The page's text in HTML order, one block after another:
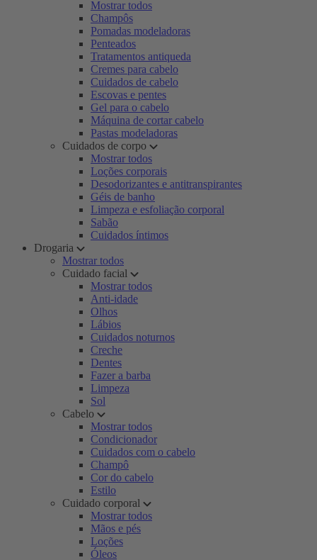
Mostrar todos
Champôs
Pomadas modeladoras
Penteados
Tratamentos antiqueda
Cremes para cabelo
Cuidados de cabelo
Escovas e pentes
Gel para o cabelo
Máquina de cortar cabelo
Pastas modeladoras
Cuidados de corpo
Mostrar todos
Loções corporais
Desodorizantes e antitranspirantes
Géis de banho
Limpeza e esfoliação corporal
Sabão
Cuidados íntimos
Drogaria
Mostrar todos
Cuidado facial
Mostrar todos
Anti-idade
Olhos
Lábios
Cuidados noturnos
Creche
Dentes
Fazer a barba
Limpeza
Sol
Cabelo
Mostrar todos
Condicionador
Cuidados com o cabelo
Champô
Cor do cabelo
Estilo
Cuidado corporal
Mostrar todos
Mãos e pés
Loções
Óleos